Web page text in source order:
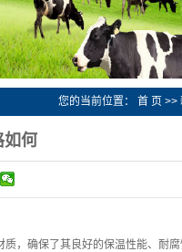
您的当前位置： 首 页 >>
如何
质，确保了其良好的保温性能、耐